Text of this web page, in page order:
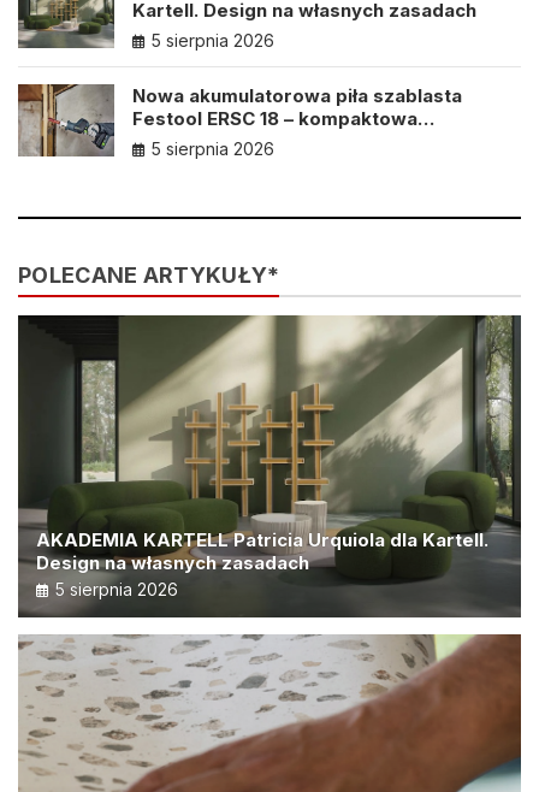
Kartell. Design na własnych zasadach
5 sierpnia 2026
Nowa akumulatorowa piła szablasta
Festool ERSC 18 – kompaktowa
konstrukcja, profesjonalna wydajność
5 sierpnia 2026
POLECANE ARTYKUŁY*
AKADEMIA KARTELL Patricia Urquiola dla Kartell.
Design na własnych zasadach
5 sierpnia 2026